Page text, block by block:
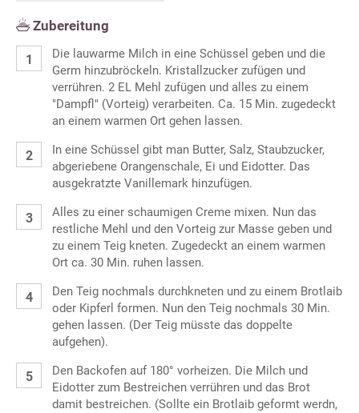
Zubereitung
Die lauwarme Milch in eine Schüssel geben und die
Germ hinzubröckeln. Kristallzucker zufügen und
verrühren. 2 EL Mehl zufügen und alles zu einem
"Dampfl" (Vorteig) verarbeiten. Ca. 15 Min. zugedeckt
an einem warmen Ort gehen lassen.
In eine Schüssel gibt man Butter, Salz, Staubzucker,
abgeriebene Orangenschale, Ei und Eidotter. Das
ausgekratzte Vanillemark hinzufügen.
Alles zu einer schaumigen Creme mixen. Nun das
restliche Mehl und den Vorteig zur Masse geben und
zu einem Teig kneten. Zugedeckt an einem warmen
Ort ca. 30 Min. ruhen lassen.
Den Teig nochmals durchkneten und zu einem Brotlaib
oder Kipferl formen. Nun den Teig nochmals 30 Min.
gehen lassen. (Der Teig müsste das doppelte
aufgehen).
Den Backofen auf 180° vorheizen. Die Milch und
Eidotter zum Bestreichen verrühren und das Brot
damit bestreichen. (Sollte ein Brotlaib geformt werdn,